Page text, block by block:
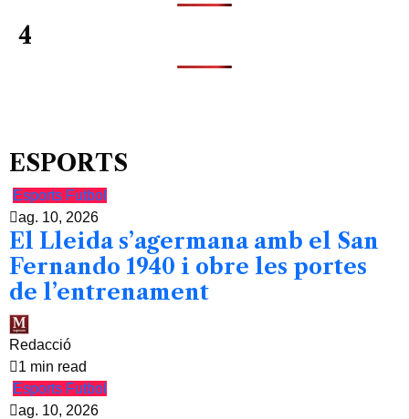
4
ESPORTS
Esports Futbol
ag. 10, 2026
El Lleida s’agermana amb el San
Fernando 1940 i obre les portes
de l’entrenament
Redacció
1 min read
Esports Futbol
ag. 10, 2026